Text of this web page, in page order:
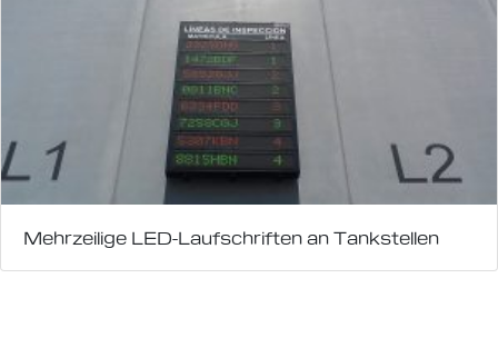
Mehrzeilige LED-Laufschriften an Tankstellen